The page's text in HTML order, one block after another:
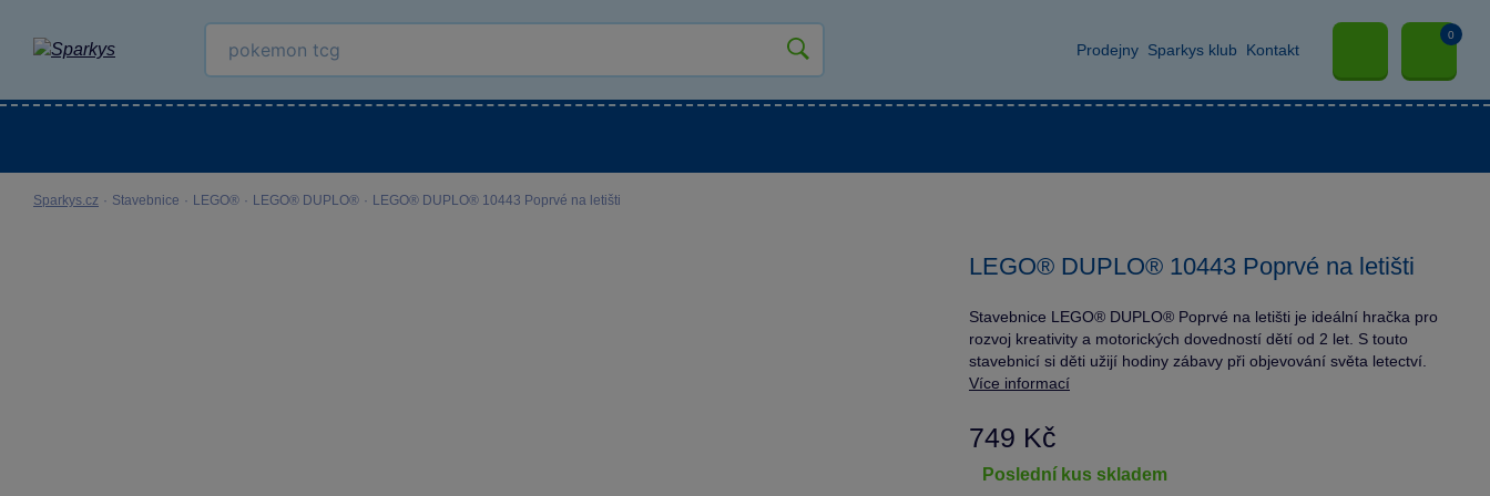
Prodejny Sparkys klub Kontakt
0
Sparkys.cz · Stavebnice · LEGO® · LEGO® DUPLO® · LEGO® DUPLO® 10443 Poprvé na letišti
LEGO® DUPLO® 10443 Poprvé na letišti
Stavebnice LEGO® DUPLO® Poprvé na letišti je ideální hračka pro
rozvoj kreativity a motorických dovedností dětí od 2 let. S touto
stavebnicí si děti užijí hodiny zábavy při objevování světa letectví.
Více informací
749 Kč
poslední kus skladem